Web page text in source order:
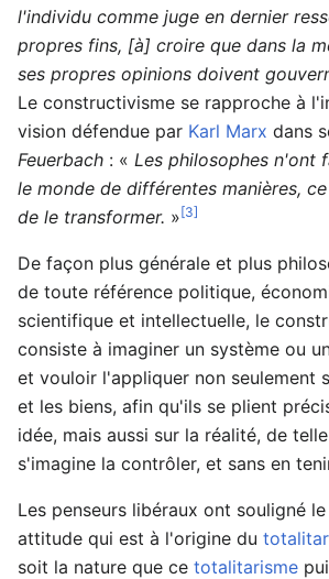
l'individu comme juge en dernier
propres fins, [à] croire que dans la
ses propres opinions doivent
Le constructivisme se rapproche à
vision défendue par Karl Marx dans
Feuerbach : « Les philosophes n'ont
le monde de différentes manières,
de le transformer. »[3]
De façon plus générale et plus
de toute référence politique,
scientifique et intellectuelle, le
consiste à imaginer un système ou
et vouloir l'appliquer non seulement
et les biens, afin qu'ils se plient
idée, mais aussi sur la réalité, de
s'imagine la contrôler, et sans en
Les penseurs libéraux ont souligné
attitude qui est à l'origine du
soit la nature que ce totalitarisme